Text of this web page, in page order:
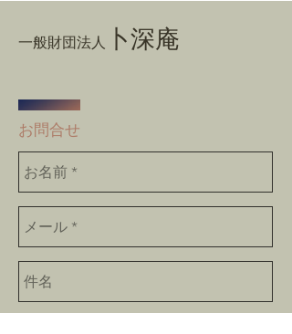
た。コミュニティアプリが必要な場合
一般財団法人 卜深庵
​お問合せ